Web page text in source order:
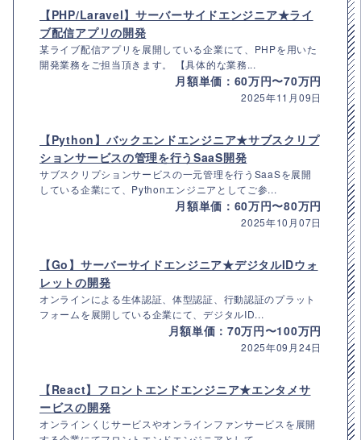
【PHP/Laravel】サーバーサイドエンジニア★ライ
ブ配信アプリの開発
某ライブ配信アプリを展開している企業にて、PHPを用いた
開発業務をご担当頂きます。 【具体的な業務...
月額単価：60万円〜70万円
2025年11月09日
【Python】バックエンドエンジニア★サブスクリプ
ションサービスの管理を行うSaaS開発
サブスクリプションサービスの一元管理を行うSaaSを展開
している企業にて、Pythonエンジニアとしてご参...
月額単価：60万円〜80万円
2025年10月07日
【Go】サーバーサイドエンジニア★デジタルIDウォ
レットの開発
オンラインによる生体認証、体型認証、行動認証のプラット
フォームを展開している企業にて、デジタルID...
月額単価：70万円〜100万円
2025年09月24日
【React】フロントエンドエンジニア★エンタメサ
ービスの開発
オンラインくじサービスやオンラインファンサービスを展開